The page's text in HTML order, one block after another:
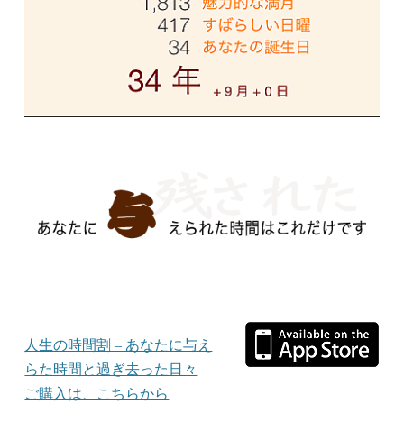
人生の時間割 – あなたに与え
らた時間と過ぎ去った日々
ご購入は、こちらから